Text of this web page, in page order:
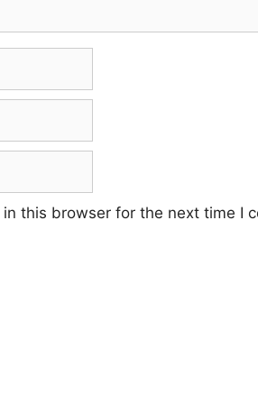
this browser for the next time I